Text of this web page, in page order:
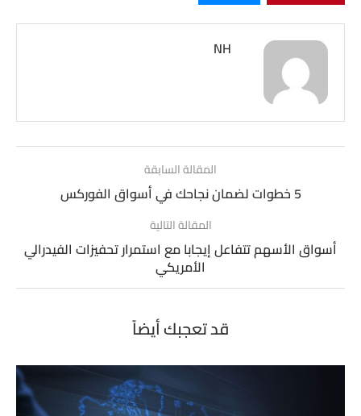
NH
المقالة السابقة
5 خطوات لضمان نجاحك في أسواق الفوركس
المقالة التالية
أسواق الأسهم تتفاعل إيجابا مع استمرار تحفيزات الفيدرالي
الأمريكي
قد تعجبك أيضاً